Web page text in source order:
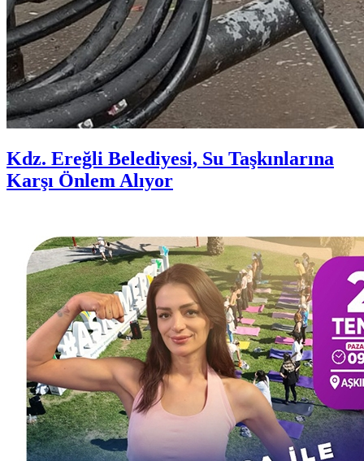
Kdz. Ereğli Belediyesi, Su Taşkınlarına
Karşı Önlem Alıyor